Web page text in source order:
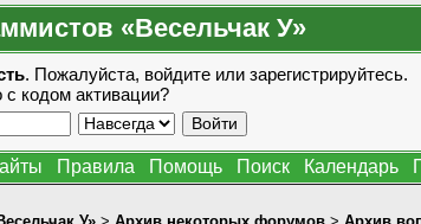
«Весельчак У»
. Пожалуйста, войдите или зарегистрируйтесь.
с кодом активации?
Правила Помощь Поиск Календарь